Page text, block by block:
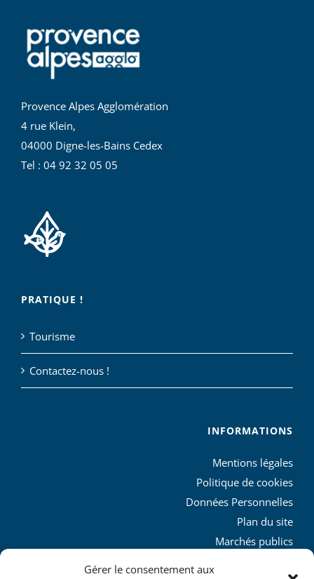
Gérer le consentement aux
Provence Alpes Agglomération
4 rue Klein,
04000 Digne-les-Bains Cedex
Tel : 04 92 32 05 05
PRATIQUE !
Tourisme
Contactez-nous !
INFORMATIONS
Mentions légales
Politique de cookies
Données Personnelles
Plan du site
Marchés publics